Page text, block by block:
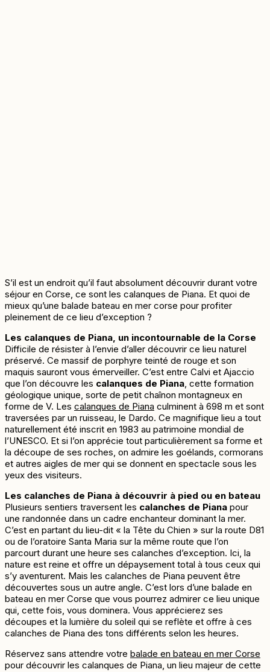
S’il est un endroit qu’il faut absolument découvrir durant votre
séjour en Corse, ce sont les calanques de Piana. Et quoi de
mieux qu’une balade bateau en mer corse pour profiter
pleinement de ce lieu d’exception ?
Les calanques de Piana, un incontournable de la Corse
Difficile de résister à l’envie d’aller découvrir ce lieu naturel
préservé. Ce massif de porphyre teinté de rouge et son
maquis sauront vous émerveiller. C’est entre Calvi et Ajaccio
que l’on découvre les calanques de Piana , cette formation
géologique unique, sorte de petit chaînon montagneux en
forme de V. Les calanques de Piana culminent à 698 m et sont
traversées par un ruisseau, le Dardo. Ce magnifique lieu a tout
naturellement été inscrit en 1983 au patrimoine mondial de
l’UNESCO. Et si l’on apprécie tout particulièrement sa forme et
la découpe de ses roches, on admire les goélands, cormorans
et autres aigles de mer qui se donnent en spectacle sous les
yeux des visiteurs.
Les calanches de Piana à découvrir à pied ou en bateau
Plusieurs sentiers traversent les calanches de Piana pour
une randonnée dans un cadre enchanteur dominant la mer.
C’est en partant du lieu-dit « la Tête du Chien » sur la route D81
ou de l’oratoire Santa Maria sur la même route que l’on
parcourt durant une heure ses calanches d’exception. Ici, la
nature est reine et offre un dépaysement total à tous ceux qui
s’y aventurent. Mais les calanches de Piana peuvent être
découvertes sous un autre angle. C’est lors d’une balade en
bateau en mer Corse que vous pourrez admirer ce lieu unique
qui, cette fois, vous dominera. Vous apprécierez ses
découpes et la lumière du soleil qui se reflète et offre à ces
calanches de Piana des tons différents selon les heures.
Réservez sans attendre votre balade en bateau en mer Corse
pour découvrir les calanques de Piana, un lieu majeur de cette